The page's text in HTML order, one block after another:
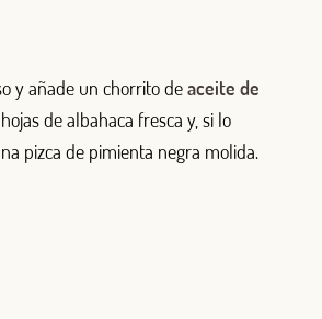
y añade un chorrito deaceite de
de albahaca fresca y, si lo
pizca de pimienta negra molida.